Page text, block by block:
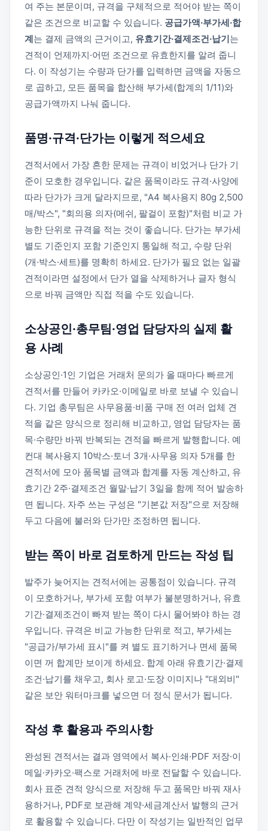
여 주는 본문이며, 규격을 구체적으로 적어야 받는 쪽이
같은 조건으로 비교할 수 있습니다. 공급가액·부가세·합
계는 결제 금액의 근거이고, 유효기간·결제조건·납기는
견적이 언제까지·어떤 조건으로 유효한지를 알려 줍니
다. 이 작성기는 수량과 단가를 입력하면 금액을 자동으
로 곱하고, 모든 품목을 합산해 부가세(합계의 1/11)와
공급가액까지 나눠 줍니다.
품명·규격·단가는 이렇게 적으세요
견적서에서 가장 흔한 문제는 규격이 비었거나 단가 기
준이 모호한 경우입니다. 같은 품목이라도 규격·사양에
따라 단가가 크게 달라지므로, "A4 복사용지 80g 2,500
매/박스", "회의용 의자(메쉬, 팔걸이 포함)"처럼 비교 가
능한 단위로 규격을 적는 것이 좋습니다. 단가는 부가세
별도 기준인지 포함 기준인지 통일해 적고, 수량 단위
(개·박스·세트)를 명확히 하세요. 단가가 필요 없는 일괄
견적이라면 설정에서 단가 열을 삭제하거나 글자 형식
으로 바꿔 금액만 직접 적을 수도 있습니다.
소상공인·총무팀·영업 담당자의 실제 활
용 사례
소상공인·1인 기업은 거래처 문의가 올 때마다 빠르게
견적서를 만들어 카카오·이메일로 바로 보낼 수 있습니
다. 기업 총무팀은 사무용품·비품 구매 전 여러 업체 견
적을 같은 양식으로 정리해 비교하고, 영업 담당자는 품
목·수량만 바꿔 반복되는 견적을 빠르게 발행합니다. 예
컨대 복사용지 10박스·토너 3개·사무용 의자 5개를 한
견적서에 모아 품목별 금액과 합계를 자동 계산하고, 유
효기간 2주·결제조건 월말·납기 3일을 함께 적어 발송하
면 됩니다. 자주 쓰는 구성은 "기본값 저장"으로 저장해
두고 다음에 불러와 단가만 조정하면 됩니다.
받는 쪽이 바로 검토하게 만드는 작성 팁
발주가 늦어지는 견적서에는 공통점이 있습니다. 규격
이 모호하거나, 부가세 포함 여부가 불분명하거나, 유효
기간·결제조건이 빠져 받는 쪽이 다시 물어봐야 하는 경
우입니다. 규격은 비교 가능한 단위로 적고, 부가세는
"공급가/부가세 표시"를 켜 별도 표기하거나 면세 품목
이면 꺼 합계만 보이게 하세요. 합계 아래 유효기간·결제
조건·납기를 채우고, 회사 로고·도장 이미지나 "대외비"
같은 보안 워터마크를 넣으면 더 정식 문서가 됩니다.
작성 후 활용과 주의사항
완성된 견적서는 결과 영역에서 복사·인쇄·PDF 저장·이
메일·카카오·팩스로 거래처에 바로 전달할 수 있습니다.
회사 표준 견적 양식으로 저장해 두고 품목만 바꿔 재사
용하거나, PDF로 보관해 계약·세금계산서 발행의 근거
로 활용할 수 있습니다. 다만 이 작성기는 일반적인 업무